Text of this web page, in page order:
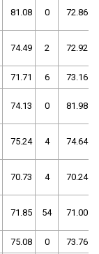
81.08 0 72.86
74.49 2 72.92
71.71 6 73.16
74.13 0 81.98
75.24 4 74.64
70.73 4 70.24
71.85 54 71.00
75.08 0 73.76